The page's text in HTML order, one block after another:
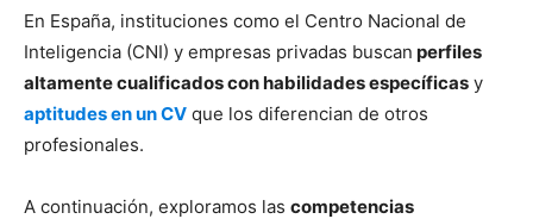
En España, instituciones como el Centro Nacional de
Inteligencia (CNI) y empresas privadas buscan perfiles
altamente cualificados con habilidades específicas y
aptitudes en un CV que los diferencian de otros
profesionales.
A continuación, exploramos las competencias